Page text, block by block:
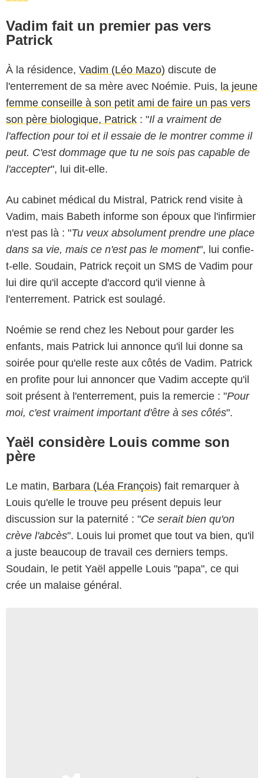
Vadim fait un premier pas vers
Patrick
À la résidence, Vadim (Léo Mazo) discute de
l'enterrement de sa mère avec Noémie. Puis, la jeune
femme conseille à son petit ami de faire un pas vers
son père biologique, Patrick : "Il a vraiment de
l'affection pour toi et il essaie de le montrer comme il
peut. C'est dommage que tu ne sois pas capable de
l'accepter", lui dit-elle.
Au cabinet médical du Mistral, Patrick rend visite à
Vadim, mais Babeth informe son époux que l'infirmier
n'est pas là : "Tu veux absolument prendre une place
dans sa vie, mais ce n'est pas le moment", lui confie-
t-elle. Soudain, Patrick reçoit un SMS de Vadim pour
lui dire qu'il accepte d'accord qu'il vienne à
l'enterrement. Patrick est soulagé.
Noémie se rend chez les Nebout pour garder les
enfants, mais Patrick lui annonce qu'il lui donne sa
soirée pour qu'elle reste aux côtés de Vadim. Patrick
en profite pour lui annoncer que Vadim accepte qu'il
soit présent à l'enterrement, puis la remercie : "Pour
moi, c'est vraiment important d'être à ses côtés".
Yaël considère Louis comme son
père
Le matin, Barbara (Léa François) fait remarquer à
Louis qu'elle le trouve peu présent depuis leur
discussion sur la paternité : "Ce serait bien qu'on
crève l'abcès". Louis lui promet que tout va bien, qu'il
a juste beaucoup de travail ces derniers temps.
Soudain, le petit Yaël appelle Louis "papa", ce qui
crée un malaise général.